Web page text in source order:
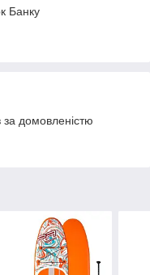
Банку
домовленістю